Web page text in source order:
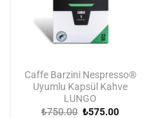
seçilebilir
Caffe Barzini Nespresso®
Uyumlu Kapsül Kahve
LUNGO
₺750.00 Orijinal
₺575.00Şu